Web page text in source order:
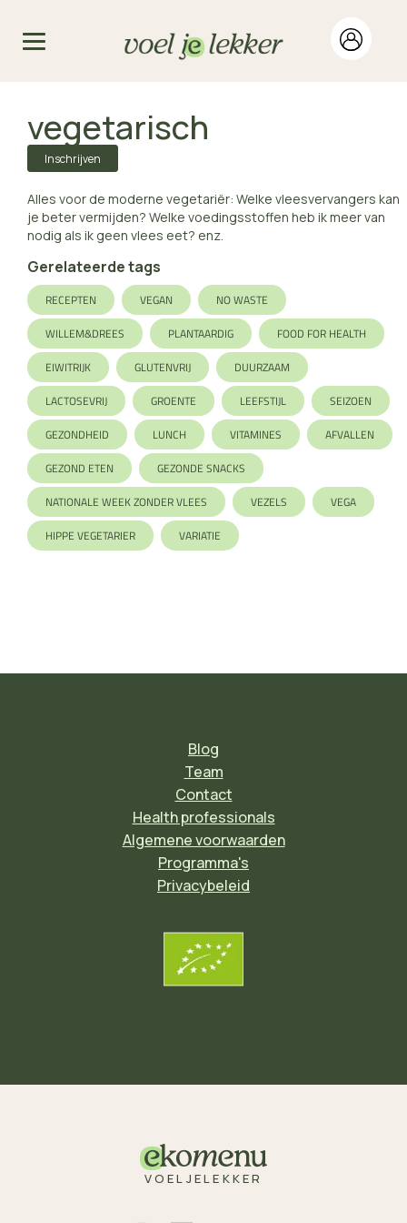
vegetarisch
Inschrijven
Alles voor de moderne vegetariër: Welke vleesvervangers kan
je beter vermijden? Welke voedingsstoffen heb ik meer van
nodig als ik geen vlees eet? enz.
Gerelateerde tags
RECEPTEN VEGAN
NO WASTE
WILLEM&DREES
PLANTAARDIG
FOOD FOR HEALTH
EIWITRIJK
GLUTENVRIJ
DUURZAAM
LACTOSEVRIJ
GROENTE LEEFSTIJL
SEIZOEN
GEZONDHEID
LUNCH VITAMINES
AFVALLEN
GEZOND ETEN
GEZONDE SNACKS
NATIONALE WEEK ZONDER VLEES
VEZELS
VEGA
HIPPE VEGETARIER
VARIATIE
Blog
Team
Contact
Health professionals
Algemene voorwaarden
Programma's
Privacybeleid
VOELJELEKKER